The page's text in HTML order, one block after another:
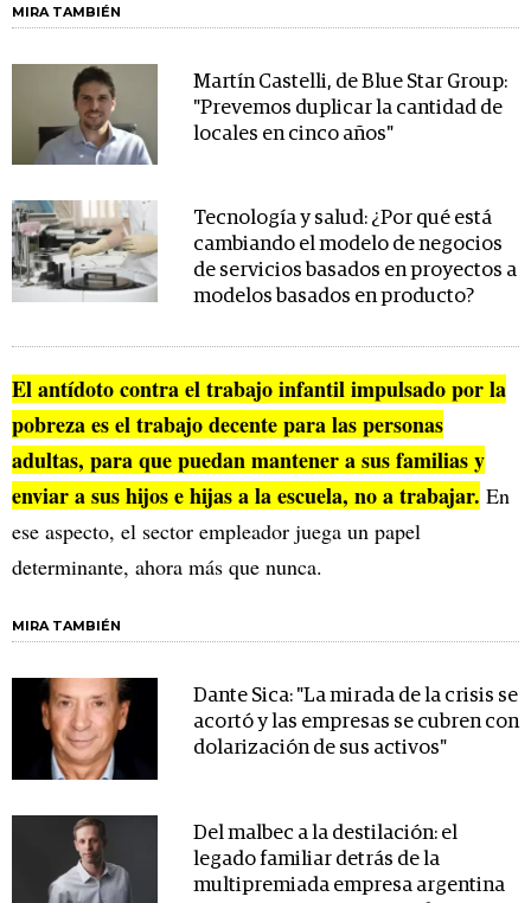
MIRA TAMBIÉN
Martín Castelli, de Blue Star Group:
"Prevemos duplicar la cantidad de
locales en cinco años"
Tecnología y salud: ¿Por qué está
cambiando el modelo de negocios
de servicios basados en proyectos a
modelos basados en producto?
El antídoto contra el trabajo infantil impulsado por la
pobreza es el trabajo decente para las personas
adultas, para que puedan mantener a sus familias y
enviar a sus hijos e hijas a la escuela, no a trabajar. En
ese aspecto, el sector empleador juega un papel
determinante, ahora más que nunca.
MIRA TAMBIÉN
Dante Sica: "La mirada de la crisis se
acortó y las empresas se cubren con
dolarización de sus activos"
Del malbec a la destilación: el
legado familiar detrás de la
multipremiada empresa argentina